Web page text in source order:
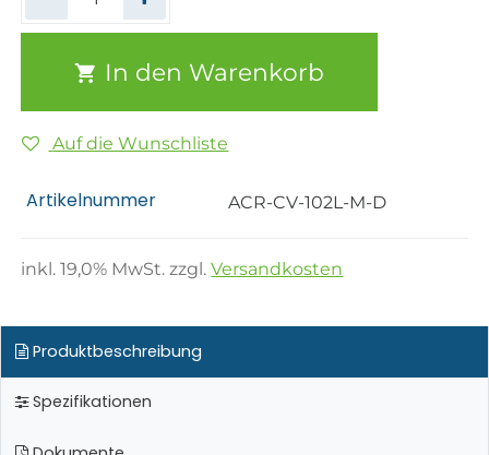
In den Warenkorb
Auf die Wunschliste
Artikelnummer ACR-CV-102L-M-D
inkl.19,0% MwSt. zzgl.Versandkosten
Produktbeschreibung
Spezifikationen